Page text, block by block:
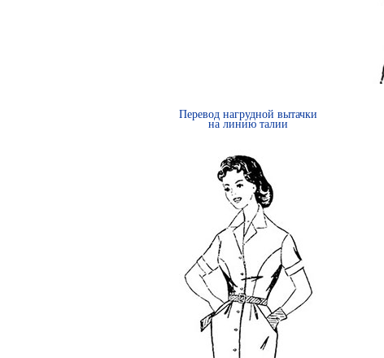
Перевод нагрудной вытачки
на линию талии